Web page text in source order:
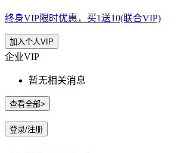
终身VIP限时优惠，买1送10(联合VIP)
加入个人VIP
企业VIP
暂无相关消息
查看全部>
登录/注册